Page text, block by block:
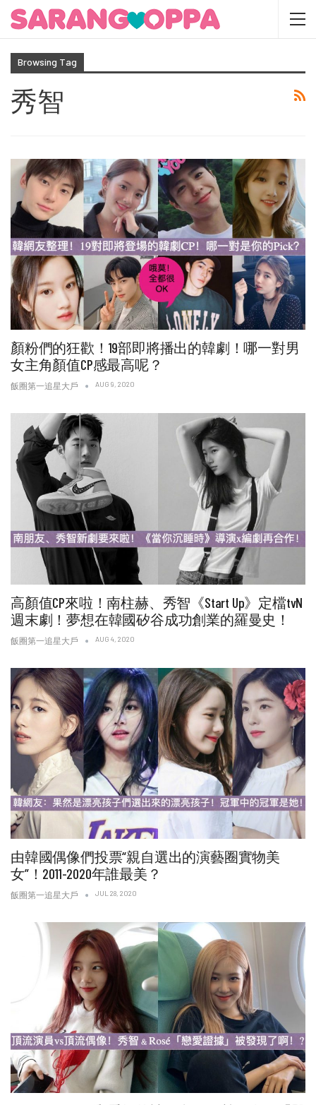
Browsing Tag
秀智
顏粉們的狂歡！19部即將播出的韓劇！哪一對男
女主角顏值CP感最高呢？
飯圈第一追星大戶 AUG 9, 2020
高顏值CP來啦！南柱赫、秀智《Start Up》定檔tvN
週末劇！夢想在韓國矽谷成功創業的羅曼史！
飯圈第一追星大戶 AUG 4, 2020
由韓國偶像們投票“親自選出的演藝圈實物美
女”！2011-2020年誰最美？
飯圈第一追星大戶 JUL 28, 2020